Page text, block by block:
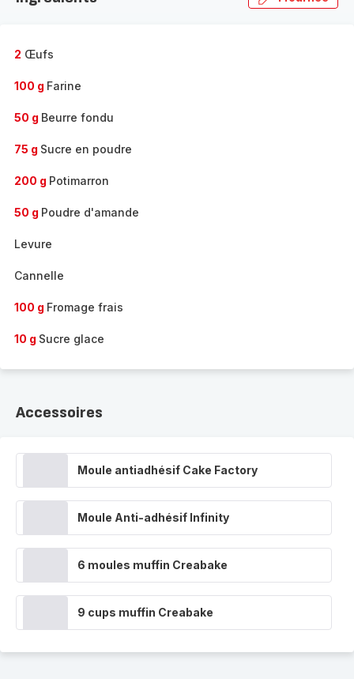
2 Œufs
100 g Farine
50 g Beurre fondu
75 g Sucre en poudre
200 g Potimarron
50 g Poudre d'amande
Levure
Cannelle
100 g Fromage frais
10 g Sucre glace
Accessoires
Moule antiadhésif Cake Factory
Moule Anti-adhésif Infinity
6 moules muffin Creabake
9 cups muffin Creabake